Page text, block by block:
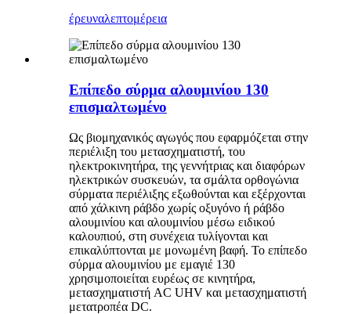
έρευναλεπτομέρεια
Επίπεδο σύρμα αλουμινίου 130
επισμαλτωμένο
Ως βιομηχανικός αγωγός που εφαρμόζεται στην
περιέλιξη του μετασχηματιστή, του
ηλεκτροκινητήρα, της γεννήτριας και διαφόρων
ηλεκτρικών συσκευών, τα σμάλτα ορθογώνια
σύρματα περιέλιξης εξωθούνται και εξέρχονται
από χάλκινη ράβδο χωρίς οξυγόνο ή ράβδο
αλουμινίου και αλουμινίου μέσω ειδικού
καλουπιού, στη συνέχεια τυλίγονται και
επικαλύπτονται με μονωμένη βαφή. Το επίπεδο
σύρμα αλουμινίου με εμαγιέ 130
χρησιμοποιείται ευρέως σε κινητήρα,
μετασχηματιστή AC UHV και μετασχηματιστή
μετατροπέα DC.